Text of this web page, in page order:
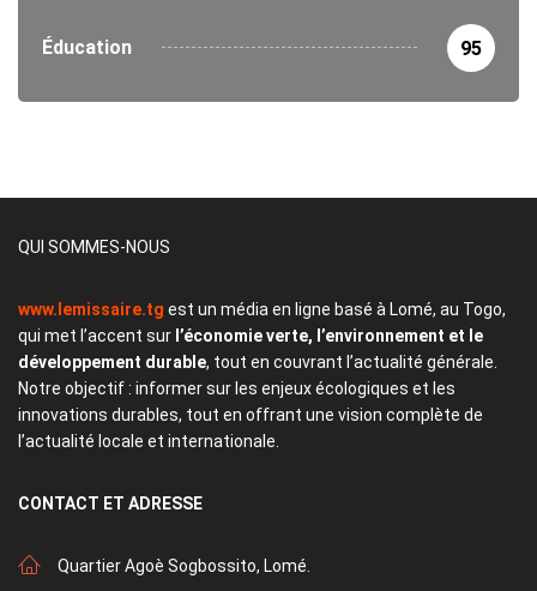
Éducation 95
QUI SOMMES-NOUS
www.lemissaire.tg est un média en ligne basé à Lomé, au Togo,
qui met l’accent sur l’économie verte, l’environnement et le
développement durable, tout en couvrant l’actualité générale.
Notre objectif : informer sur les enjeux écologiques et les
innovations durables, tout en offrant une vision complète de
l’actualité locale et internationale.
CONTACT ET ADRESSE
Quartier Agoè Sogbossito, Lomé.